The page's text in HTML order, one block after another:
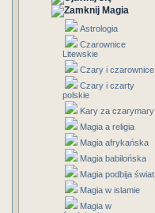
Magia
Astrologia
Czarownice
Litewskie
Czary i czarownice
Czary i czarty
polskie
Kary za czarymary
Magia a religia
Magia afrykańska
Magia babilońska
Magia podbija świat
Magia w islamie
Magia w